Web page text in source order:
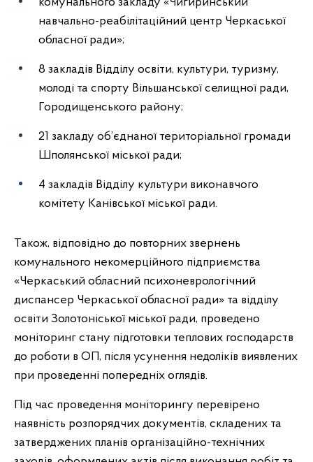
навчально-реабілітаційний центр Черкаської
обласної ради»;
8 закладів Відділу освіти, культури, туризму,
молоді та спорту Вільшанської селищної ради,
Городищенського району;
21 закладу об’єднаної територіальної громади
Шполянської міської ради;
4 закладів Відділу культури виконавчого
комітету Канівської міської ради.
Також, відповідно до повторних звернень
комунального некомерційного підприємства
«Черкаський обласний психоневрологічний
диспансер Черкаської обласної ради» та відділу
освіти Золотоніської міської ради, проведено
моніторинг стану підготовки теплових господарств
до роботи в ОП, після усунення недоліків виявлених
при проведенні попередніх оглядів.
Під час проведення моніторингу перевірено
наявність розпорядчих документів, складених та
затверджених планів організаційно-технічних